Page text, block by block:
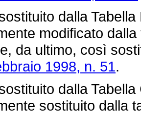
dalla
modificato
e, da ultimo, così
1998, n. 51.
dalla
sostituito dalla